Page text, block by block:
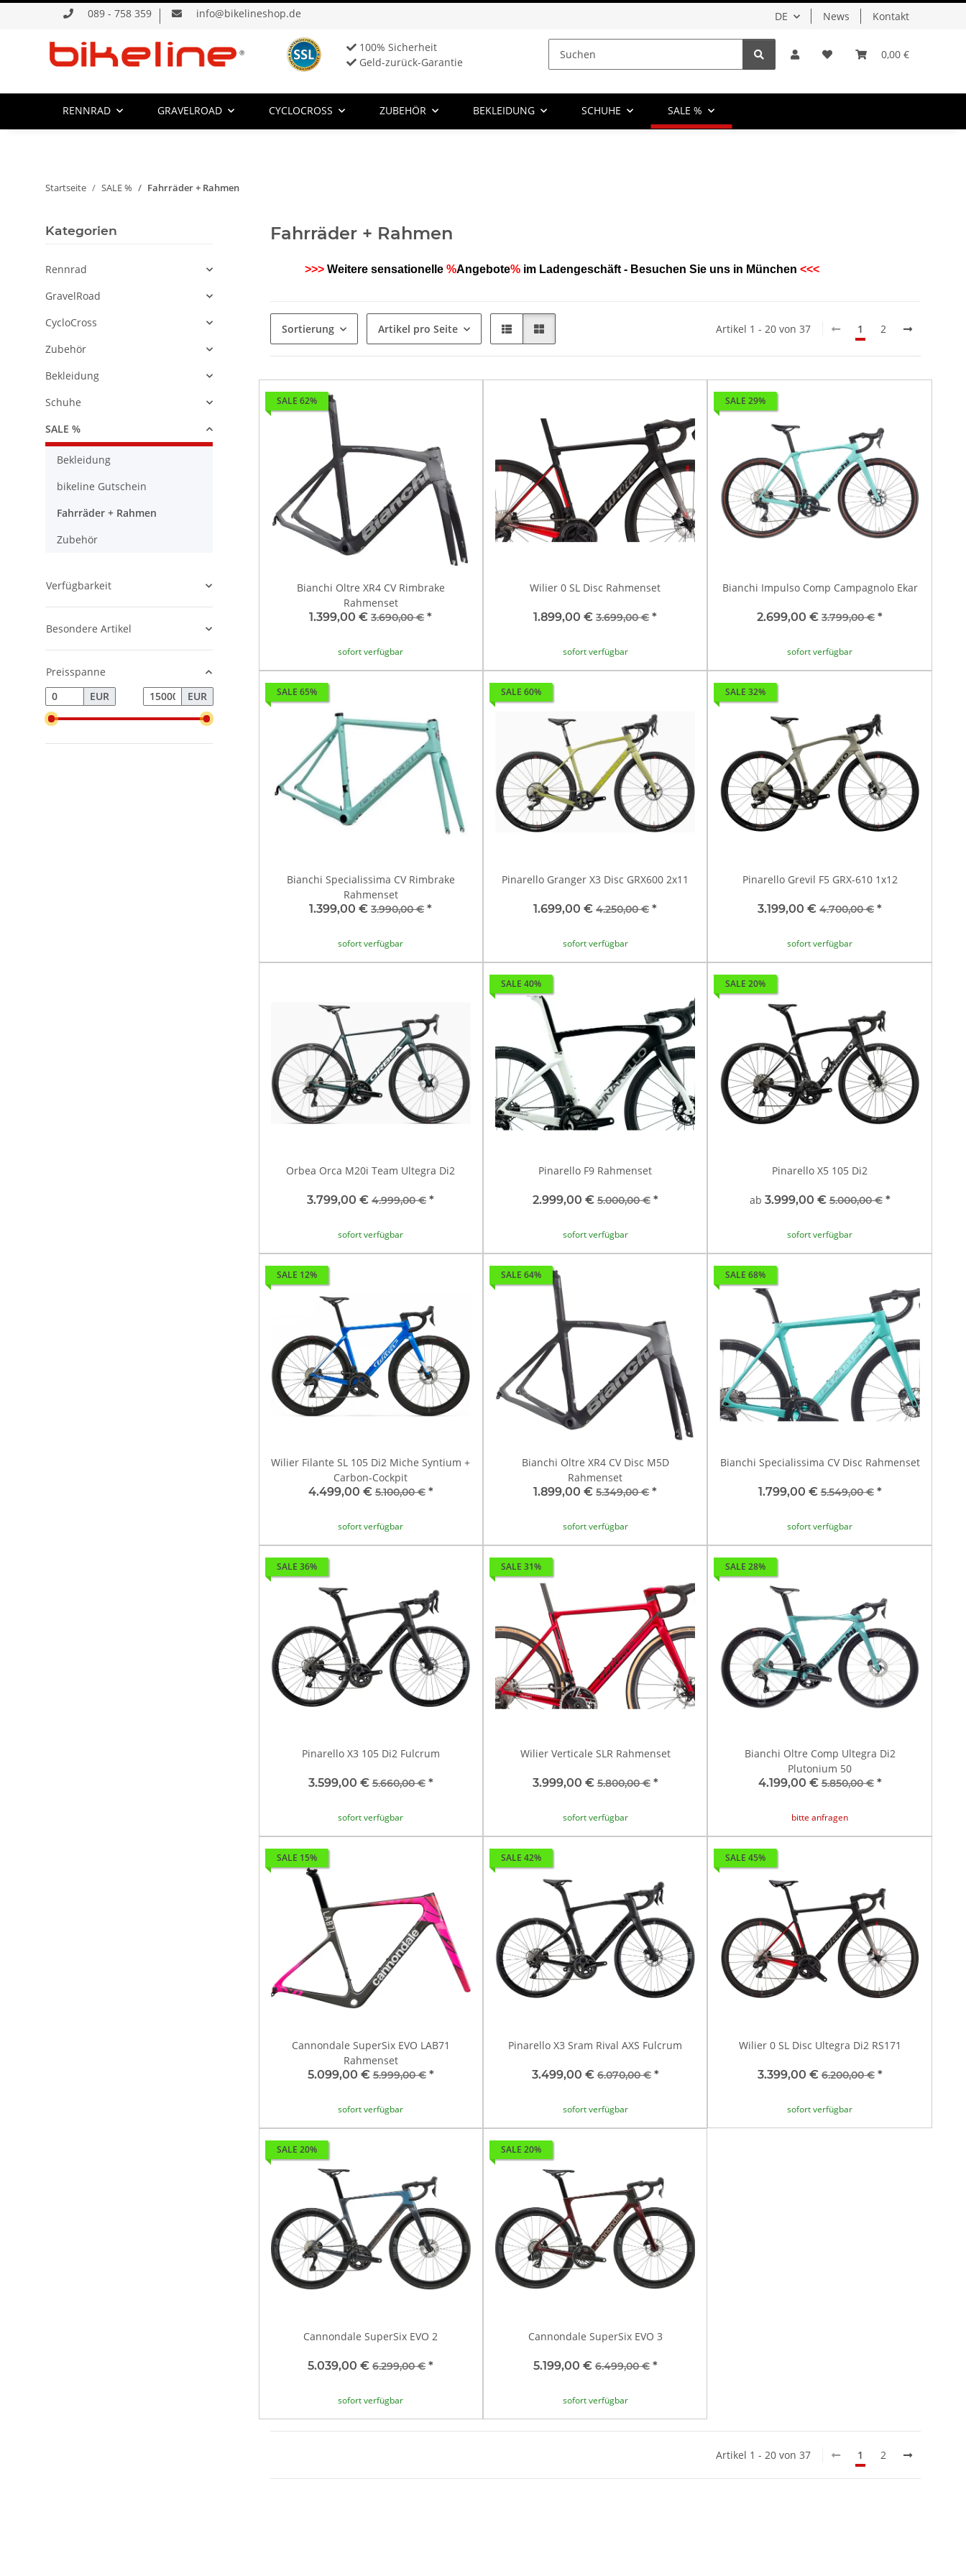
089 - 758 359 info@bikelineshop.de DE News Kontakt
100% Sicherheit
Geld-zurück-Garantie
0,00 €
RENNRAD GRAVELROAD CYCLOCROSS ZUBEHÖR BEKLEIDUNG SCHUHE SALE %
Startseite SALE % Fahrräder + Rahmen
Fahrräder + Rahmen
>>>Weitere sensationelle %Angebote%im Ladengeschäft - Besuchen Sie uns in München <<<
Sortierung Artikel pro Seite Artikel 1 - 20 von 37 1 2
SALE 62%
Bianchi Oltre XR4 CV Rimbrake
Rahmenset
1.399,00 €3.690,00 € *
sofort verfügbar
Wilier 0 SL Disc Rahmenset
1.899,00 €3.699,00 € *
sofort verfügbar
SALE 29%
Bianchi Impulso Comp Campagnolo Ekar
2.699,00 €3.799,00 € *
sofort verfügbar
SALE 65%
Bianchi Specialissima CV Rimbrake
Rahmenset
1.399,00 €3.990,00 € *
sofort verfügbar
SALE 60%
Pinarello Granger X3 Disc GRX600 2x11
1.699,00 €4.250,00 € *
sofort verfügbar
SALE 32%
Pinarello Grevil F5 GRX-610 1x12
3.199,00 €4.700,00 € *
sofort verfügbar
Orbea Orca M20i Team Ultegra Di2
3.799,00 €4.999,00 € *
sofort verfügbar
SALE 40%
Pinarello F9 Rahmenset
2.999,00 €5.000,00 € *
sofort verfügbar
SALE 20%
Pinarello X5 105 Di2
ab 3.999,00 €5.000,00 € *
sofort verfügbar
SALE 12%
Wilier Filante SL 105 Di2 Miche Syntium +
Carbon-Cockpit
4.499,00 €5.100,00 € *
sofort verfügbar
SALE 64%
Bianchi Oltre XR4 CV Disc M5D
Rahmenset
1.899,00 €5.349,00 € *
sofort verfügbar
SALE 68%
Bianchi Specialissima CV Disc Rahmenset
1.799,00 €5.549,00 € *
sofort verfügbar
SALE 36%
Pinarello X3 105 Di2 Fulcrum
3.599,00 €5.660,00 € *
sofort verfügbar
SALE 31%
Wilier Verticale SLR Rahmenset
3.999,00 €5.800,00 € *
sofort verfügbar
SALE 28%
Bianchi Oltre Comp Ultegra Di2
Plutonium 50
4.199,00 €5.850,00 € *
bitte anfragen
SALE 15%
Cannondale SuperSix EVO LAB71
Rahmenset
5.099,00 €5.999,00 € *
sofort verfügbar
SALE 42%
Pinarello X3 Sram Rival AXS Fulcrum
3.499,00 €6.070,00 € *
sofort verfügbar
SALE 45%
Wilier 0 SL Disc Ultegra Di2 RS171
3.399,00 €6.200,00 € *
sofort verfügbar
SALE 20%
Cannondale SuperSix EVO 2
5.039,00 €6.299,00 € *
sofort verfügbar
SALE 20%
Cannondale SuperSix EVO 3
5.199,00 €6.499,00 € *
sofort verfügbar
Artikel 1 - 20 von 37 1 2
Kategorien
Rennrad
GravelRoad
CycloCross
Zubehör
Bekleidung
Schuhe
SALE %
Bekleidung
bikeline Gutschein
Fahrräder + Rahmen
Zubehör
Verfügbarkeit
Besondere Artikel
Preisspanne
EUR
EUR